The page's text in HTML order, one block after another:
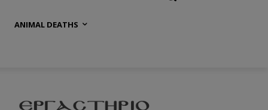
ANIMAL DEATHS